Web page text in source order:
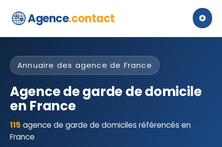
Agence.contact
Annuaire des agence de France
Agence de garde de domicile
en France
115 agence de garde de domiciles référencés en
France